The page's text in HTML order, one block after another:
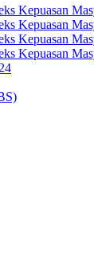
Kepuasan
Kepuasan
Kepuasan
Kepuasan